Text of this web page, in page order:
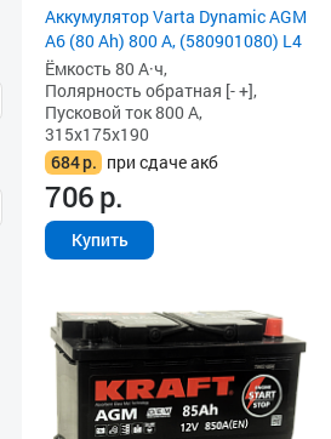
Аккумулятор Varta Dynamic AGM
A6 (80 Ah) 800 А, (580901080) L4
Ёмкость 80 А·ч,
Полярность обратная [- +],
Пусковой ток 800 А,
315x175x190
684р. при сдаче акб
706р.
Купить